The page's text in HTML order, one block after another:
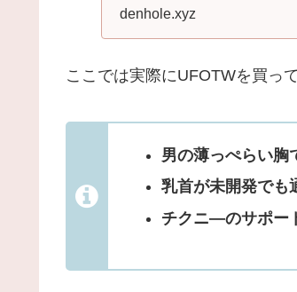
denhole.xyz
ここでは実際にUFOTWを買っ
男の薄っぺらい胸
乳首が未開発でも
チクニ―のサポー